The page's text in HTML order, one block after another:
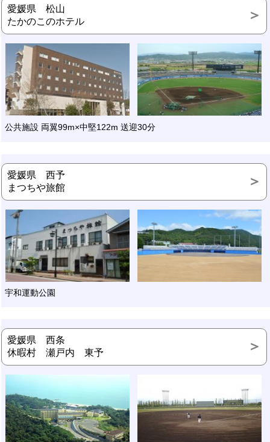
愛媛県 松山
たかのこのホテル
公共施設 両翼99m×中堅122m 送迎30分
愛媛県 西予
まつちや旅館
宇和運動公園
愛媛県 西条
休暇村 瀬戸内 東予